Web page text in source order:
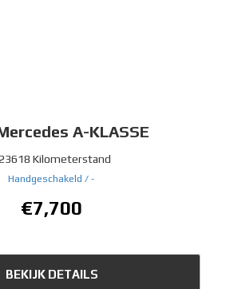
A-KLASSE
Kilometerstand
Handgeschakeld / -
€7,700
BEKIJK DETAILS